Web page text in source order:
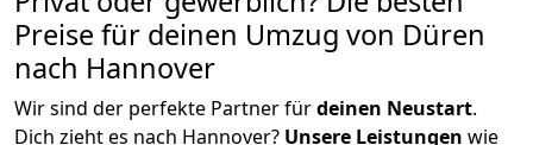
Preise für deinen Umzug von Düren
nach Hannover
Wir sind der perfekte Partner fürdeinen Neustart.
Dich zieht es nach Hannover? Unsere Leistungen wie